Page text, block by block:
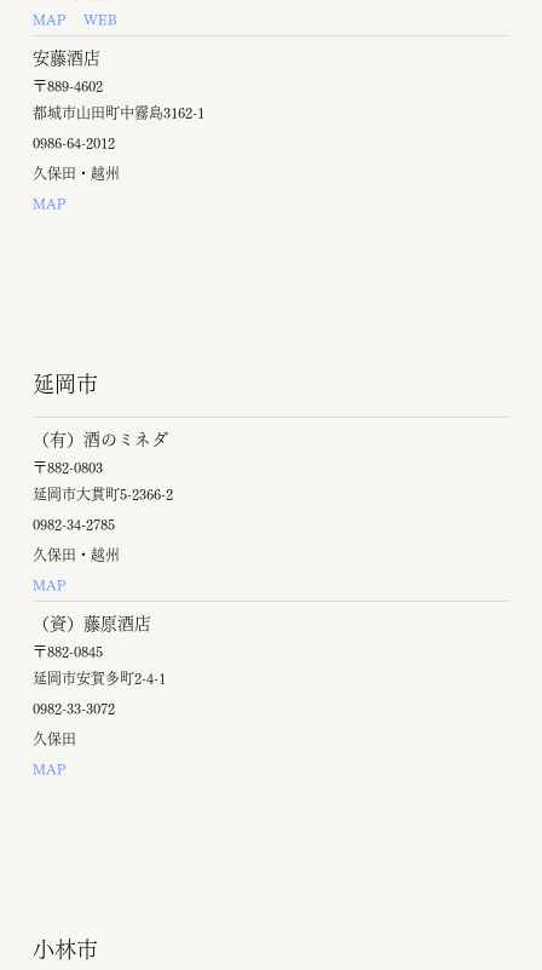
MAP
WEB
安藤酒店
〒889-4602
都城市山田町中霧島3162-1
0986-64-2012
久保田・越州
MAP
延岡市
（有）酒のミネダ
〒882-0803
延岡市大貫町5-2366-2
0982-34-2785
久保田・越州
MAP
（資）藤原酒店
〒882-0845
延岡市安賀多町2-4-1
0982-33-3072
久保田
MAP
小林市